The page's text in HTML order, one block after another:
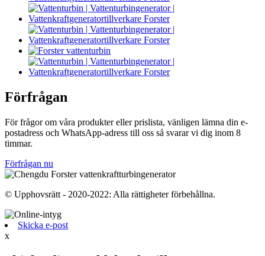
Förfrågan
För frågor om våra produkter eller prislista, vänligen lämna din e-
postadress och WhatsApp-adress till oss så svarar vi dig inom 8
timmar.
Förfrågan nu
© Upphovsrätt - 2020-2022: Alla rättigheter förbehållna.
Skicka e-post
x